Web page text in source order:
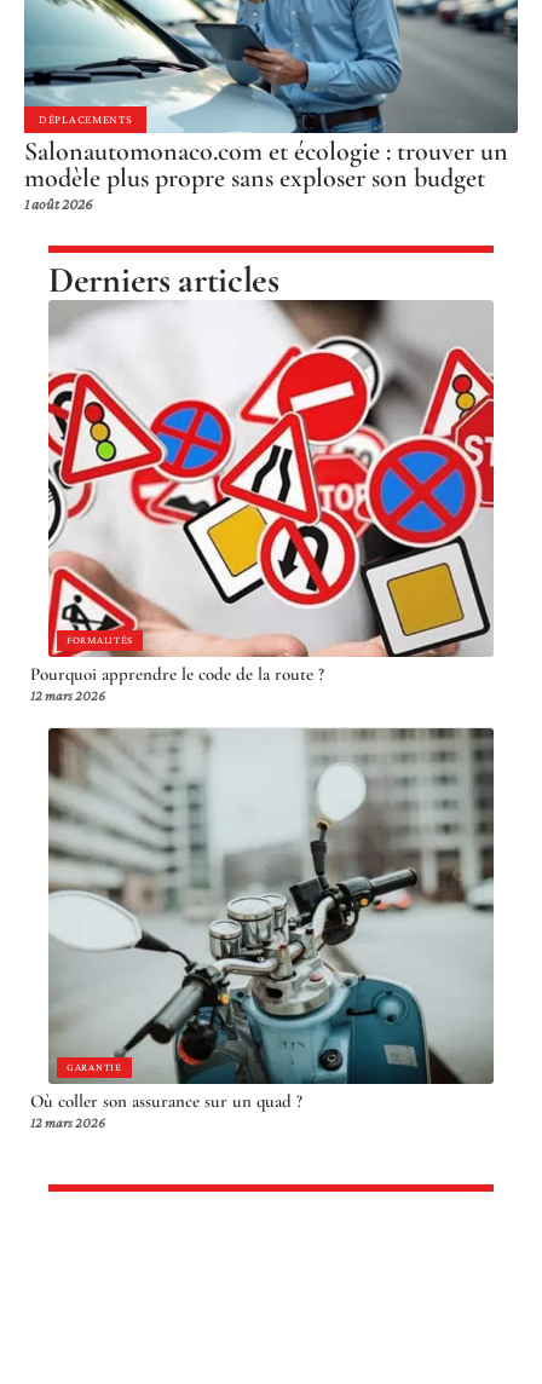
DÉPLACEMENTS
Salonautomonaco.com et écologie : trouver un
modèle plus propre sans exploser son budget
1 août 2026
Derniers articles
FORMALITÉS
Pourquoi apprendre le code de la route ?
12 mars 2026
GARANTIE
Où coller son assurance sur un quad ?
12 mars 2026